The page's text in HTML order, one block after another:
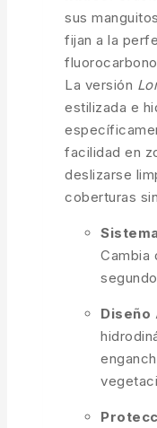
sus
fijan a la
La versión
estilizada e
facilidad en
deslizarse
coberturas
Cambia
Diseño